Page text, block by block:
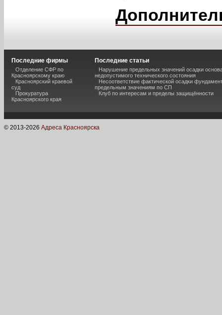
Последние фирмы
Отделение СФР по
Красноярскому краю
Красноярский краевой
суд
Прокуратура
Красноярского края
Последние статьи
Нарушение предельных значений осадки
недопустимого технического состояния
Несоответствие фактической осадки
предельным значениям по СП
Клуб по интересам и пределы защищённости
© 2013-2026 Адреса Красноярска